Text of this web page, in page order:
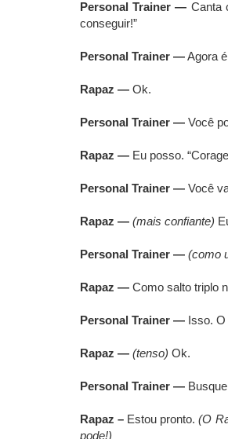
Personal Trainer — Canta
conseguir!”
Personal Trainer —Agora
Rapaz — Ok.
Personal Trainer — Você
Rapaz — Eu posso.
Personal Trainer — Você
Rapaz — (mais confiante)
Personal Trainer — (como
Rapaz — Como salto triplo
Personal Trainer — Isso.
Rapaz — (tenso) Ok.
Personal Trainer —
Rapaz – Estou pronto.(O
pode!)